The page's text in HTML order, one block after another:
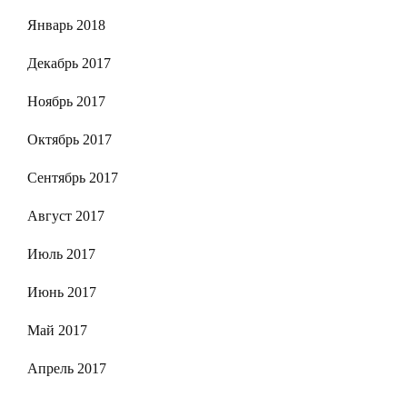
Январь 2018
Декабрь 2017
Ноябрь 2017
Октябрь 2017
Сентябрь 2017
Август 2017
Июль 2017
Июнь 2017
Май 2017
Апрель 2017